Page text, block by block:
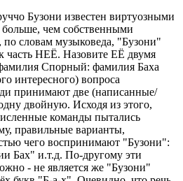
Бузони известен виртуозными
чем собственными
по словам музыковеда, "Бузони"
часть НЕЁ. Назовите ЕЁ двумя
Спорный: фамилия Баха
интересного) вопроса
принимают две (написанные/
двойную. Исходя из этого,
команды пытались
правильные варианты,
чего воспринимают "Бузони":
Бах" и.т.д. По-другому эти
- не является же "Бузони"